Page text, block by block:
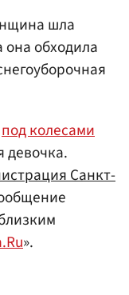
шла
она обходила
под колесами
девочка.
Санкт-
».